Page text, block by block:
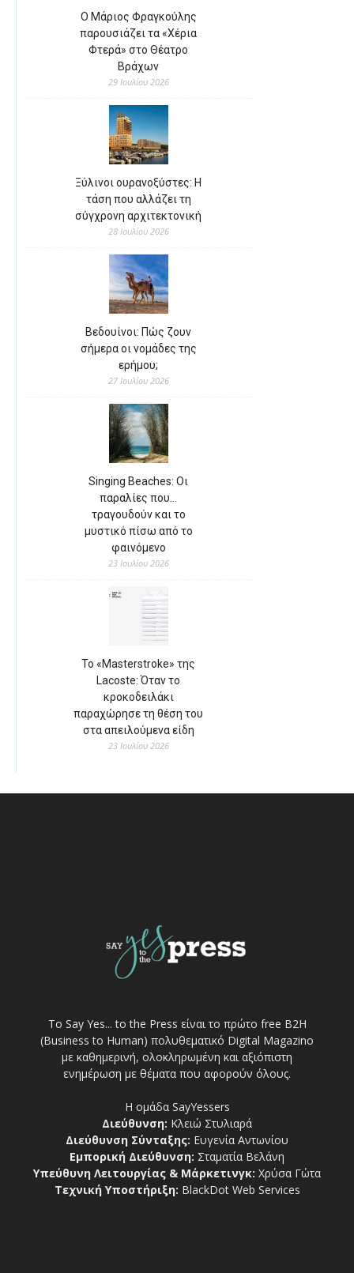
Ο Μάριος Φραγκούλης
παρουσιάζει τα «Χέρια
Φτερά» στο Θέατρο
Βράχων
29 Ιουλίου 2026
Ξύλινοι ουρανοξύστες: Η
τάση που αλλάζει τη
σύγχρονη αρχιτεκτονική
28 Ιουλίου 2026
Βεδουίνοι: Πώς ζουν
σήμερα οι νομάδες της
ερήμου;
27 Ιουλίου 2026
Singing Beaches: Οι
παραλίες που…
τραγουδούν και το
μυστικό πίσω από το
φαινόμενο
23 Ιουλίου 2026
Το «Masterstroke» της
Lacoste: Όταν το
κροκοδειλάκι
παραχώρησε τη θέση του
στα απειλούμενα είδη
23 Ιουλίου 2026
Το Say Yes... to the Press είναι το πρώτο free Β2Η
(Business to Human) πολυθεματικό Digital Magazino
με καθημερινή, ολοκληρωμένη και αξιόπιστη
ενημέρωση με θέματα που αφορούν όλους.
Η ομάδα SayYessers
Διεύθυνση: Κλειώ Στυλιαρά
Διεύθυνση Σύνταξης: Ευγενία Αντωνίου
Εμπορική Διεύθυνση: Σταματία Βελάνη
Υπεύθυνη Λειτουργίας & Μάρκετινγκ: Χρύσα Γώτα
Τεχνική Υποστήριξη: BlackDot Web Services